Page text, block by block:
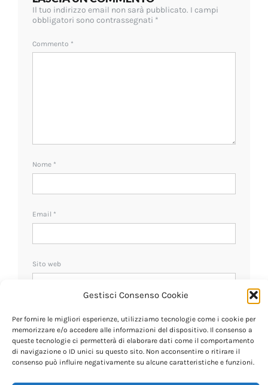
Gestisci Consenso Cookie
Per fornire le migliori esperienze, utilizziamo tecnologie come i cookie per
memorizzare e/o accedere alle informazioni del dispositivo. Il consenso a
queste tecnologie ci permetterà di elaborare dati come il comportamento
di navigazione o ID unici su questo sito. Non acconsentire o ritirare il
consenso può influire negativamente su alcune caratteristiche e funzioni.
Il tuo indirizzo email non sarà pubblicato. I campi
obbligatori sono contrassegnati *
Commento *
Nome *
Email *
Sito web